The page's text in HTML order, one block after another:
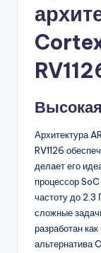
Архитектура
RV1126
делает его
процессор
частоту до 2.3
сложные
разработан
альтернатива